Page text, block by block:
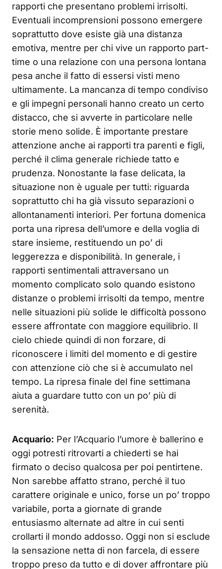
rapporti che presentano problemi irrisolti.
Eventuali incomprensioni possono emergere
soprattutto dove esiste già una distanza
emotiva, mentre per chi vive un rapporto part-
time o una relazione con una persona lontana
pesa anche il fatto di essersi visti meno
ultimamente. La mancanza di tempo condiviso
e gli impegni personali hanno creato un certo
distacco, che si avverte in particolare nelle
storie meno solide. È importante prestare
attenzione anche ai rapporti tra parenti e figli,
perché il clima generale richiede tatto e
prudenza. Nonostante la fase delicata, la
situazione non è uguale per tutti: riguarda
soprattutto chi ha già vissuto separazioni o
allontanamenti interiori. Per fortuna domenica
porta una ripresa dell’umore e della voglia di
stare insieme, restituendo un po’ di
leggerezza e disponibilità. In generale, i
rapporti sentimentali attraversano un
momento complicato solo quando esistono
distanze o problemi irrisolti da tempo, mentre
nelle situazioni più solide le difficoltà possono
essere affrontate con maggiore equilibrio. Il
cielo chiede quindi di non forzare, di
riconoscere i limiti del momento e di gestire
con attenzione ciò che si è accumulato nel
tempo. La ripresa finale del fine settimana
aiuta a guardare tutto con un po’ più di
serenità.
Acquario: Per l’Acquario l’umore è ballerino e
oggi potresti ritrovarti a chiederti se hai
firmato o deciso qualcosa per poi pentirtene.
Non sarebbe affatto strano, perché il tuo
carattere originale e unico, forse un po’ troppo
variabile, porta a giornate di grande
entusiasmo alternate ad altre in cui senti
crollarti il mondo addosso. Oggi non si esclude
la sensazione netta di non farcela, di essere
troppo preso da tutto e di dover affrontare più